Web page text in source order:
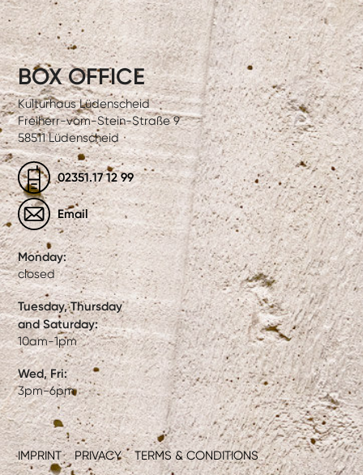
IMPRINT PRIVACY TERMS & CONDITIONS
BOX OFFICE
Kulturhaus Lüdenscheid
Freiherr-vom-Stein-Straße 9
58511 Lüdenscheid
02351.17 12 99
Email
Monday:
closed
Tuesday, Thursday
and Saturday:
10am-1pm
Wed, Fri:
3pm-6pm